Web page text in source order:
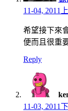
11-04, 2011
希望接下來
便而且很重
Reply
11-03, 2011